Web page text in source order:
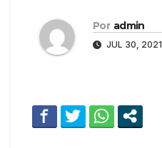
Por admin
JUL 30, 2021